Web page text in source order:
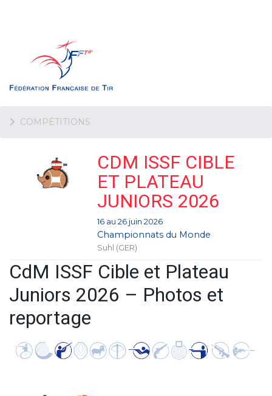
COMPÉTITIONS
CDM ISSF CIBLE
ET PLATEAU
JUNIORS 2026
16 au 26 juin 2026
Championnats du Monde
Suhl (GER)
CdM ISSF Cible et Plateau
Juniors 2026 – Photos et
reportage